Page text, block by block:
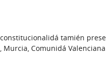
tamién
Comunidá Valenciana